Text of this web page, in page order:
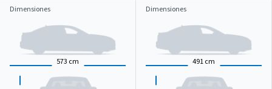
Dimensiones
573 cm
Dimensiones
491 cm